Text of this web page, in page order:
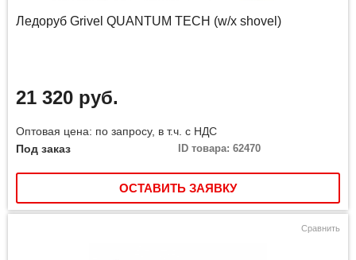
Ледоруб Grivel QUANTUM TECH (w/x shovel)
21 320 руб.
Оптовая цена: по запросу, в т.ч. с НДС
Под заказ
ID товара: 62470
ОСТАВИТЬ ЗАЯВКУ
Сравнить